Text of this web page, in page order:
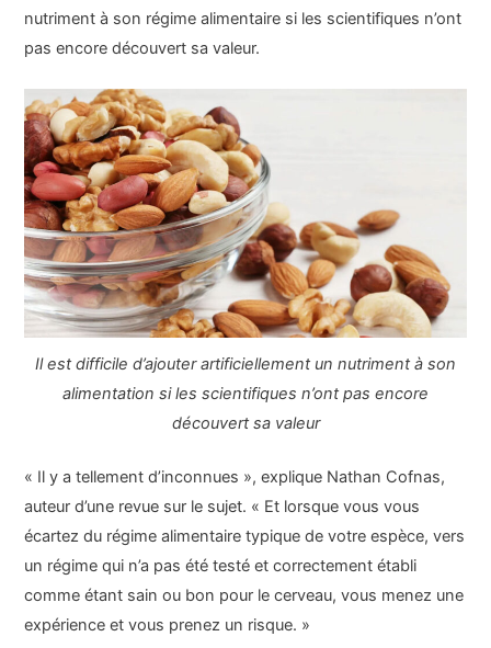
nutriment à son régime alimentaire si les scientifiques n’ont
pas encore découvert sa valeur.
Il est difficile d’ajouter artificiellement un nutriment à son
alimentation si les scientifiques n’ont pas encore
découvert sa valeur
« Il y a tellement d’inconnues », explique Nathan Cofnas,
auteur d’une revue sur le sujet. « Et lorsque vous vous
écartez du régime alimentaire typique de votre espèce, vers
un régime qui n’a pas été testé et correctement établi
comme étant sain ou bon pour le cerveau, vous menez une
expérience et vous prenez un risque. »